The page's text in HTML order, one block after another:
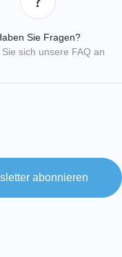
Sie Fragen?
Sie sich unsere FAQ an
abonnieren